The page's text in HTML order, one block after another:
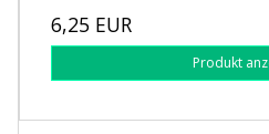
6,25 EUR
Produkt